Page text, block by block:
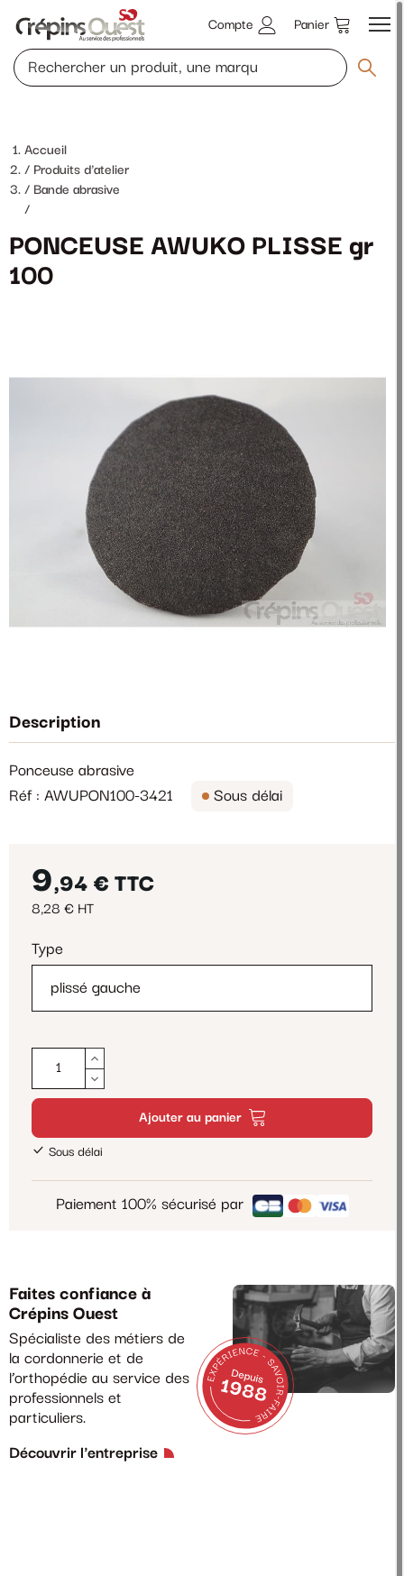
Compte Panier
Accueil
Produits d'atelier
Bande abrasive
/
PONCEUSE AWUKO PLISSE gr
100
Description
Ponceuse abrasive
Réf : AWUPON100-3421
Sous délai
9,94 € TTC
8,28 € HT
Type
Ajouter au panier
Sous délai
Paiement 100% sécurisé par
Faites confiance à
Crépins Ouest
Spécialiste des métiers de
la cordonnerie et de
l’orthopédie au service des
professionnels et
particuliers.
Découvrir l'entreprise